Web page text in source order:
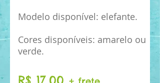
Modelo disponível: elefante.
Cores disponíveis: amarelo ou
verde.
R$ 17,00